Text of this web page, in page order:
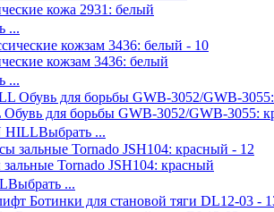
кожа 2931: белый
...
кожзам 3436: белый
...
для борьбы GWB-3052/GWB-3055:
HILLВыбрать ...
Tornado JSH104: красный
Выбрать ...